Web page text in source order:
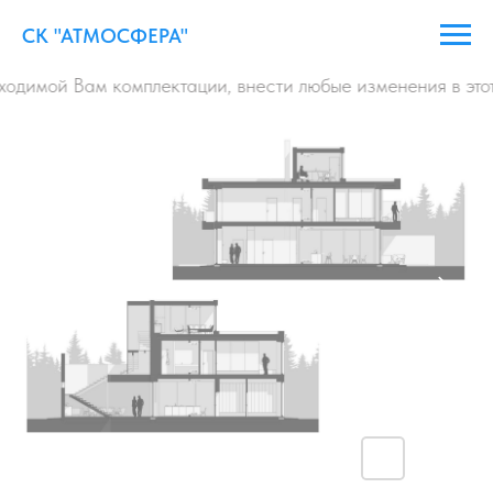
СК "АТМОСФЕРА"
Вам комплектации, внести любые изменения в